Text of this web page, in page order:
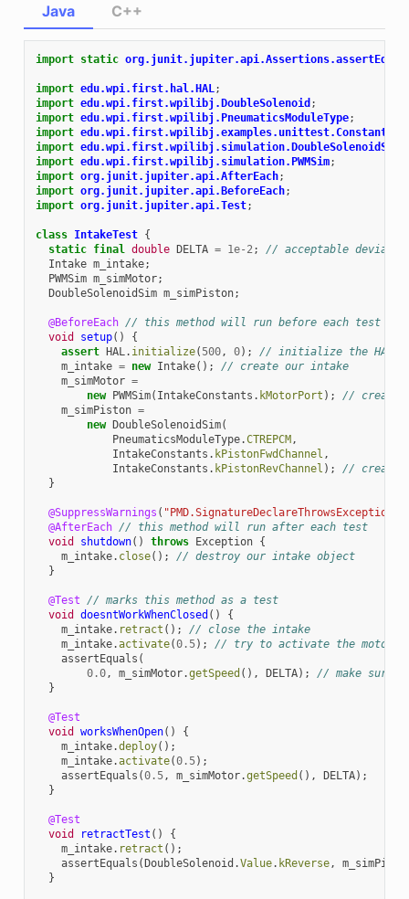
Java
import static
import edu.wpi.first.hal.HAL;
import edu.wpi.first.wpilibj.DoubleSolenoid ;
import edu.wpi.first.wpilibj.PneumaticsModuleType;
import
import edu.wpi.first.wpilibj.simulation.DoubleSolenoidSim
import edu.wpi.first.wpilibj.simulation.PWMSim;
import org.junit.jupiter.api.AfterEach;
import org.junit.jupiter.api.BeforeEach;
import org.junit.jupiter.api.Test;
class IntakeTest {
static final double DELTA = 1e-2;
// acceptable
Intake m_intake;
PWMSim m_simMotor;
DoubleSolenoidSim m_simPiston;
@BeforeEach // this method will run before each test
void
setup()
{
assert HAL. initialize( 500, 0);
// initialize the HAL,
m_intake = new Intake();
// create our intake
m_simMotor =
new PWMSim( IntakeConstants . kMotorPort );
// create
m_simPiston =
new DoubleSolenoidSim(
PneumaticsModuleType.CTREPCM,
IntakeConstants . kPistonFwdChannel ,
IntakeConstants . kPistonRevChannel );
// create
}
@SuppressWarnings ( "PMD.SignatureDeclareThrowsException"
@AfterEach // this method will run after each test
void
shutdown() throws Exception {
m_intake. close();
// destroy our intake object
}
@Test // marks this method as a test
void
doesntWorkWhenClosed ()
{
m_intake. retract ();
// close the intake
m_intake.activate(0.5);
// try to activate the motor
assertEquals (
0.0, m_simMotor.getSpeed (), DELTA);
// make sure
}
@Test
void
worksWhenOpen()
{
m_intake.deploy();
m_intake.activate(0.5);
assertEquals (0.5, m_simMotor.getSpeed (), DELTA);
}
@Test
void
retractTest ()
{
m_intake. retract ();
assertEquals (DoubleSolenoid .Value. kReverse,
}
C++